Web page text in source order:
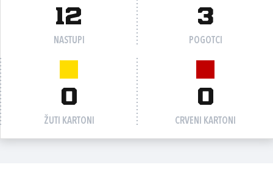
12
NASTUPI
3
POGOTCI
0
ŽUTI KARTONI
0
CRVENI KARTONI